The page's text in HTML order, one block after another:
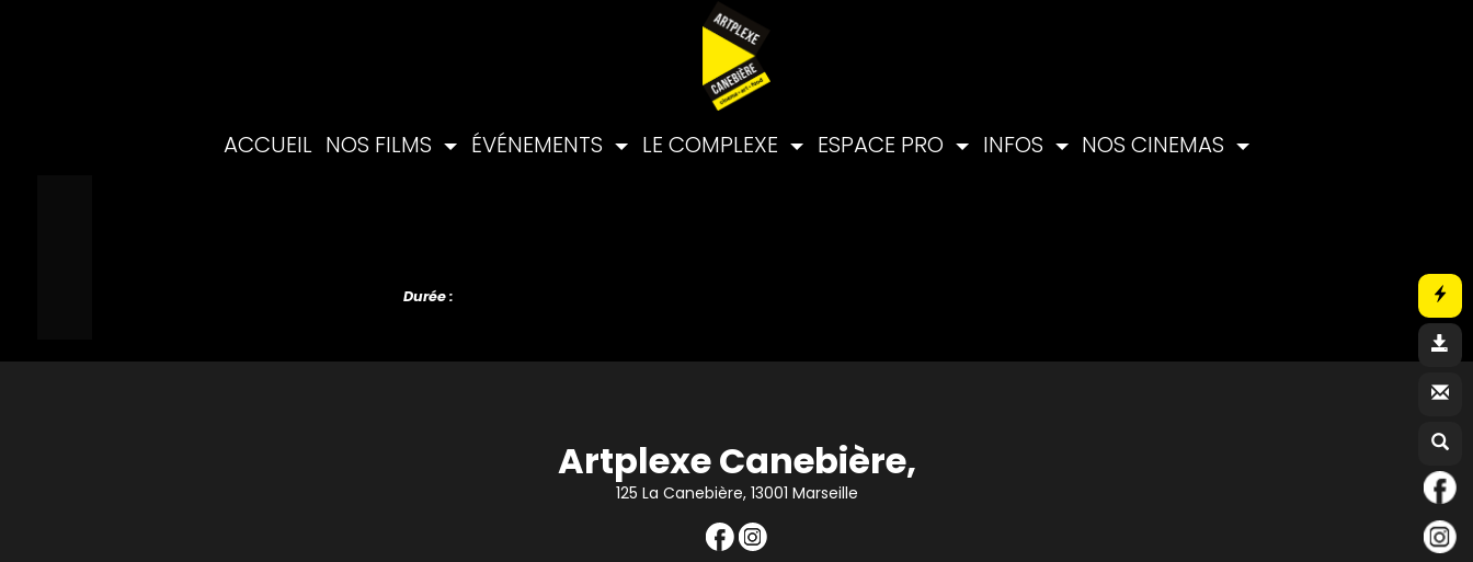
ACCUEIL NOS FILMS ÉVÉNEMENTS LE COMPLEXE ESPACE PRO INFOS NOS CINEMAS
Durée :
Artplexe Canebière,
125 La Canebière, 13001 Marseille